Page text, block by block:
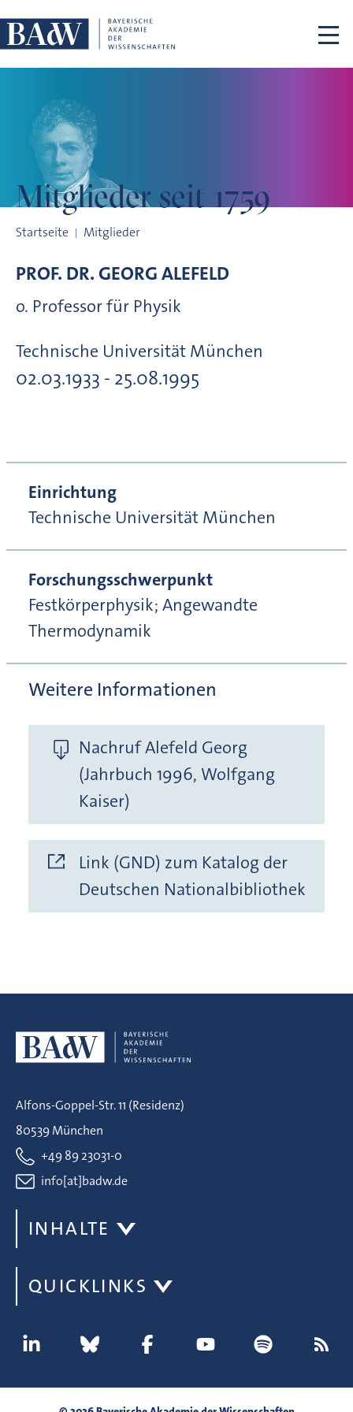
Mitglieder seit 1759
Startseite Mitglieder
PROF. DR.GEORGALEFELD
o. Professor für Physik
Technische Universität München
02.03.1933 - 25.08.1995
Einrichtung
Technische Universität München
Forschungsschwerpunkt
Festkörperphysik; Angewandte
Thermodynamik
Weitere Informationen
Nachruf Alefeld Georg
(Jahrbuch 1996, Wolfgang
Kaiser)
Link (GND) zum Katalog der
Deutschen Nationalbibliothek
Alfons-Goppel-Str. 11 (Residenz)
80539 München
+49 89 23031-0
info[at]badw.de
INHALTE
QUICKLINKS